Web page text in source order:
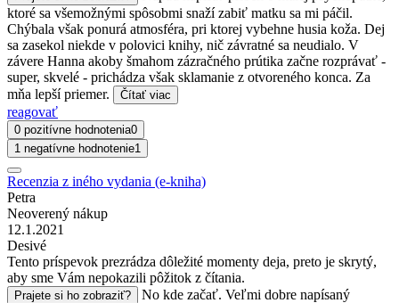
ktoré sa všemožnými spôsobmi snaží zabiť matku sa mi páčil.
Chýbala však ponurá atmosféra, pri ktorej vybehne husia koža. Dej
sa zasekol niekde v polovici knihy, nič závratné sa neudialo. V
závere Hanna akoby šmahom zázračného prútika začne rozprávať -
super, skvelé - prichádza však sklamanie z otvoreného konca. Za
mňa lepší priemer.
Čítať viac
reagovať
0 pozitívne hodnotenia0
1 negatívne hodnotenie1
Recenzia z iného vydania (e-kniha)
Petra
Neoverený nákup
12.1.2021
Desivé
Tento príspevok prezrádza dôležité momenty deja, preto je skrytý,
aby sme Vám nepokazili pôžitok z čítania.
Prajete si ho zobraziť?
No kde začať. Veľmi dobre napísaný